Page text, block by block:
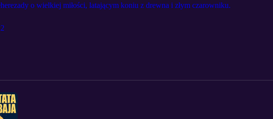
o wielkiej miłości, latającym koniu z drewna i złym czarowniku.